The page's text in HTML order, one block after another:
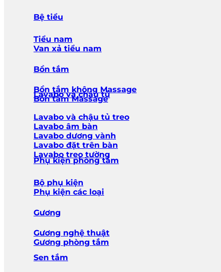
Bệ tiểu
Tiểu nam
Van xả tiểu nam
Bồn tắm
Bồn tắm không Massage
Bồn tắm Massage
Lavabo và chậu tủ
Lavabo và chậu tủ treo
Lavabo âm bàn
Lavabo dương vành
Lavabo đặt trên bàn
Lavabo treo tường
Phụ kiện phòng tắm
Bộ phụ kiện
Phụ kiện các loại
Gương
Gương nghệ thuật
Gương phòng tắm
Sen tắm